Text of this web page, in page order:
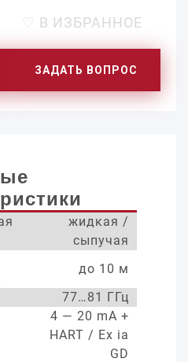
♡ В ИЗБРАННОЕ
ЗАДАТЬ ВОПРОС
жидкая /
сыпучая
до 10 м
77…81 ГГц
4 — 20 mA +
HART / Ex ia
GD